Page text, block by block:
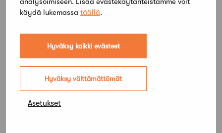
käydä lukemassa täällä.
Hyväksy kaikki evästeet
Hyväksy välttämättömät
Asetukset
1 joulukuun, 2021
Ekologisen rakentamisen näkökulmia -
podcast-sarja jatkuu kolmannen kauden
jaksoilla